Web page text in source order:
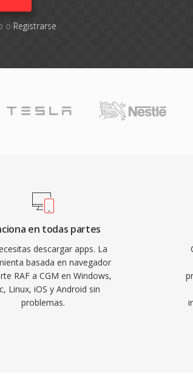
o Registrarse
en todas partes
descargar apps. La
basada en navegador
RAF a CGM en Windows,
Linux, iOS y Android sin
problemas.